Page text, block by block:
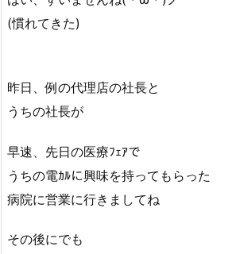
(慣れてきた)
昨日、例の代理店の社長と
うちの社長が
早速、先日の医療ﾌｪｱで
うちの電ｶﾙに興味を持ってもらった
病院に営業に行きましてね
その後にでも